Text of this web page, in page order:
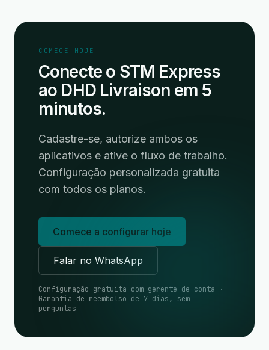
COMECE HOJE
Conecte o STM Express
ao DHD Livraison em 5
minutos.
Cadastre-se, autorize ambos os
aplicativos e ative o fluxo de trabalho.
Configuração personalizada gratuita
com todos os planos.
Comece a configurar hoje
Falar no WhatsApp
Configuração gratuita com gerente de conta ·
Garantia de reembolso de 7 dias, sem
perguntas